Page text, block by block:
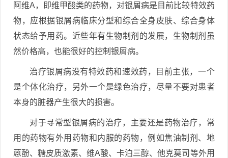
阿维A，即维甲酸类的药物，对银屑病是目前比较特效药
物，应根据银屑病临床分型和综合全身皮肤、综合身体
状态给予用药。近些年有生物制剂的发展，生物制剂虽
然价格高，也能很好的控制银屑病。
治疗银屑病没有特效药和速效药，目前主张，一个
是个体化治疗，另外一个是绿色治疗，尽量不要对患者
本身的脏器产生很大的损害。
对于寻常型银屑病的治疗，主要还是药物治疗，常
用的药物有外用药物和内服的药物，例如焦油制剂、地
蒽酚、糖皮质激素、维A酸、卡泊三醇、他克莫司等外用